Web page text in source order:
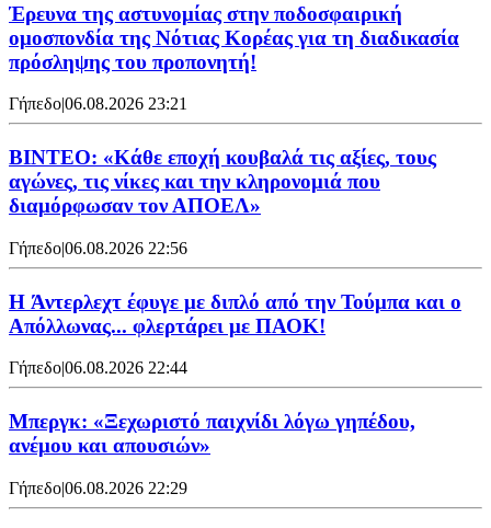
Έρευνα της αστυνομίας στην ποδοσφαιρική
ομοσπονδία της Νότιας Κορέας για τη διαδικασία
πρόσληψης του προπονητή!
Γήπεδο|06.08.2026 23:21
ΒΙΝΤΕΟ: «Κάθε εποχή κουβαλά τις αξίες, τους
αγώνες, τις νίκες και την κληρονομιά που
διαμόρφωσαν τον ΑΠΟΕΛ»
Γήπεδο|06.08.2026 22:56
H Άντερλεχτ έφυγε με διπλό από την Τούμπα και ο
Απόλλωνας... φλερτάρει με ΠΑΟΚ!
Γήπεδο|06.08.2026 22:44
Μπεργκ: «Ξεχωριστό παιχνίδι λόγω γηπέδου,
ανέμου και απουσιών»
Γήπεδο|06.08.2026 22:29